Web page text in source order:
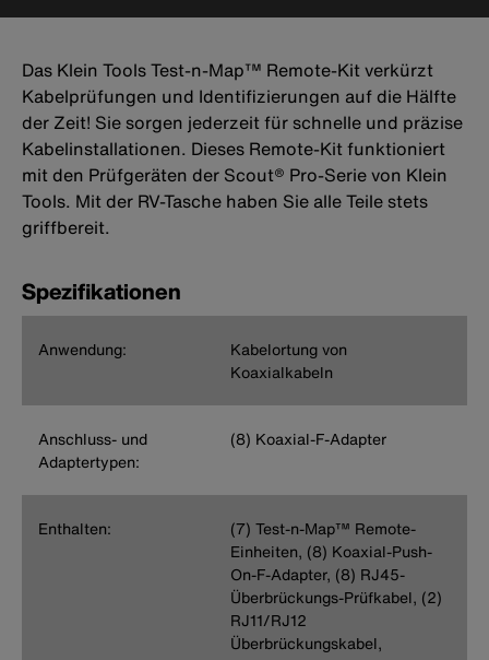
Das Klein Tools Test-n-Map™ Remote-Kit verkürzt
Kabelprüfungen und Identifizierungen auf die Hälfte
der Zeit! Sie sorgen jederzeit für schnelle und präzise
Kabelinstallationen. Dieses Remote-Kit funktioniert
mit den Prüfgeräten der Scout® Pro-Serie von Klein
Tools. Mit der RV-Tasche haben Sie alle Teile stets
griffbereit.
Spezifikationen
Anwendung:
Kabelortung von
Koaxialkabeln
Anschluss- und
Adaptertypen:
(8) Koaxial-F-Adapter
Enthalten:
(7) Test-n-Map™ Remote-
Einheiten, (8) Koaxial-Push-
On-F-Adapter, (8) RJ45-
Überbrückungs-Prüfkabel, (2)
RJ11/RJ12
Überbrückungskabel,